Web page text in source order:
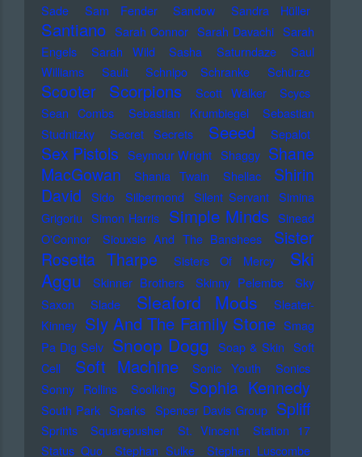
Sade
Sam Fender Sandow Sandra Hüller
Santiano Sarah Connor Sarah Davachi Sarah
Engels
Sarah Wild Sasha Saturndaze
Saul
Williams
Sault Schnipo Schranke Schürze
Scooter Scorpions Scott Walker
Scycs
Sean Combs
Sebastian Krumbiegel
Sebastian
Studnitzky
Secret Secrets Seeed Sepalot
Sex Pistols Seymour Wright Shaggy Shane
MacGowan
Shania Twain Shellac
Shirin
David
Sido Silbermond Silent Servant Simina
Grigoriu Simon Harris Simple Minds Sinead
O'Connor
Siouxsie And The Banshees
Sister
Rosetta Tharpe
Sisters Of Mercy
Ski
Aggu
Skinner Brothers Skinny Pelembe
Sky
Saxon
Slade Sleaford Mods
Sleater-
Kinney Sly And The Family Stone Smag
Pa Dig Selv Snoop Dogg Soap & Skin Soft
Cell
Soft Machine Sonic Youth
Sonics
Sonny Rollins
Soolking Sophia Kennedy
South Park Sparks Spencer Davis Group Spliff
Sprints Squarepusher St. Vincent
Station 17
Status Quo
Stephan Sulke Stephen Luscombe